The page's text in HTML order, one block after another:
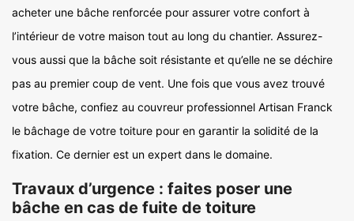
acheter une bâche renforcée pour assurer votre confort à
l’intérieur de votre maison tout au long du chantier. Assurez-
vous aussi que la bâche soit résistante et qu’elle ne se déchire
pas au premier coup de vent. Une fois que vous avez trouvé
votre bâche, confiez au couvreur professionnel Artisan Franck
le bâchage de votre toiture pour en garantir la solidité de la
fixation. Ce dernier est un expert dans le domaine.
Travaux d’urgence : faites poser une
bâche en cas de fuite de toiture